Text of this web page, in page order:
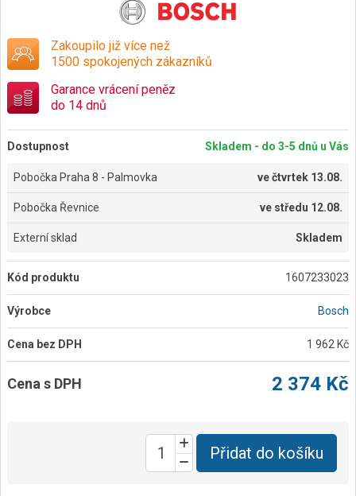
Zakoupilo již více než
1500 spokojených zákazníků
Garance vrácení peněz
do 14 dnů
Dostupnost Skladem - do 3-5 dnů u Vás
Pobočka Praha 8 - Palmovka večtvrtek 13.08.
Pobočka Řevnice ve středu 12.08.
Externí sklad Skladem
Kód produktu 1607233023
Výrobce Bosch
Cena bez DPH 1 962 Kč
Cena s DPH 2 374 Kč
Přidat do košíku